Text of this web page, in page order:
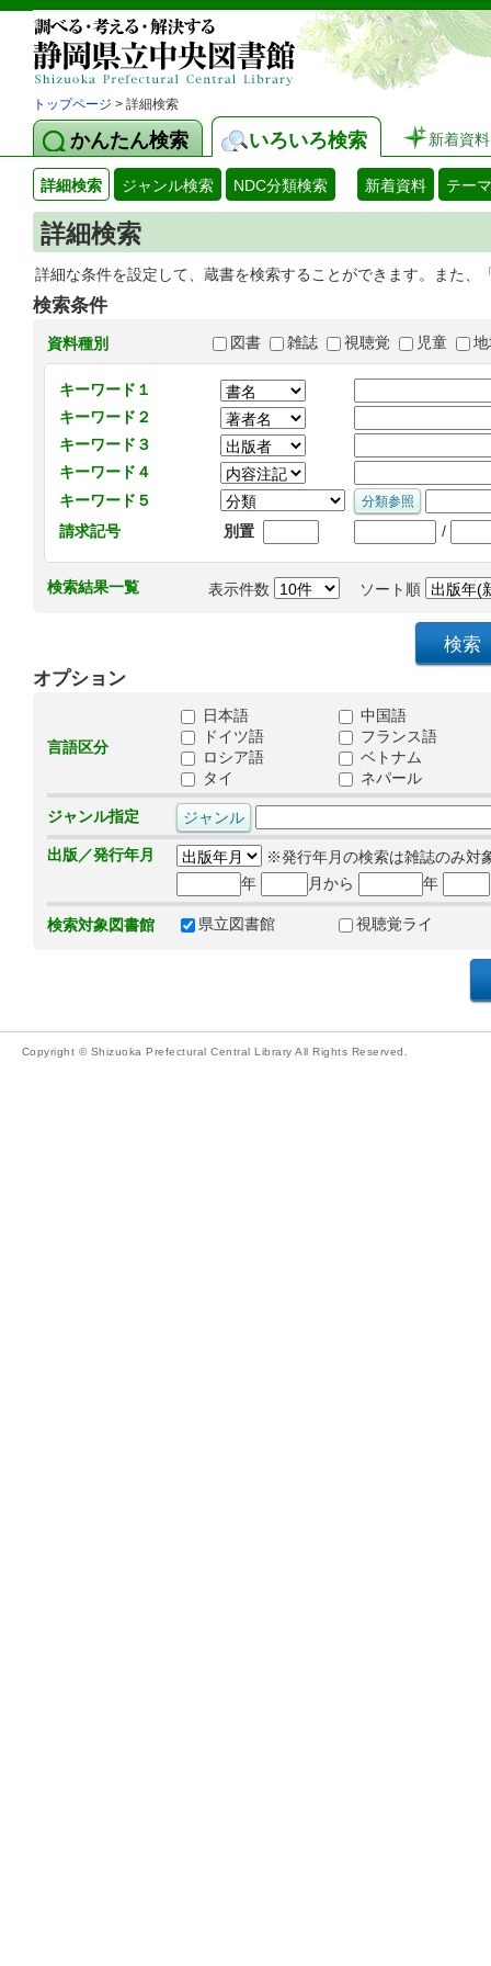
トップページ > 詳細検索
かんたん検索 いろいろ検索 新着資料
詳細検索 ジャンル検索 NDC分類検索 新着資料 テー
詳細検索
詳細な条件を設定して、蔵書を検索することができます。また
検索条件
資料種別 図書 雑誌 視聴覚 児童
キーワード１
キーワード２
キーワード３
キーワード４
キーワード５
請求記号
別置 /
検索結果一覧 表示件数 ソート順
オプション
言語区分
日本語
中国語
ドイツ語
フランス語
ロシア語
ベトナム
タイ
ネパール
ジャンル指定
出版／発行年月
※発行年月の検索は雑誌のみ対
年
月から 年
検索対象図書館 県立図書館 視聴覚ライ
Copyright © Shizuoka Prefectural Central Library All Rights Reserved.